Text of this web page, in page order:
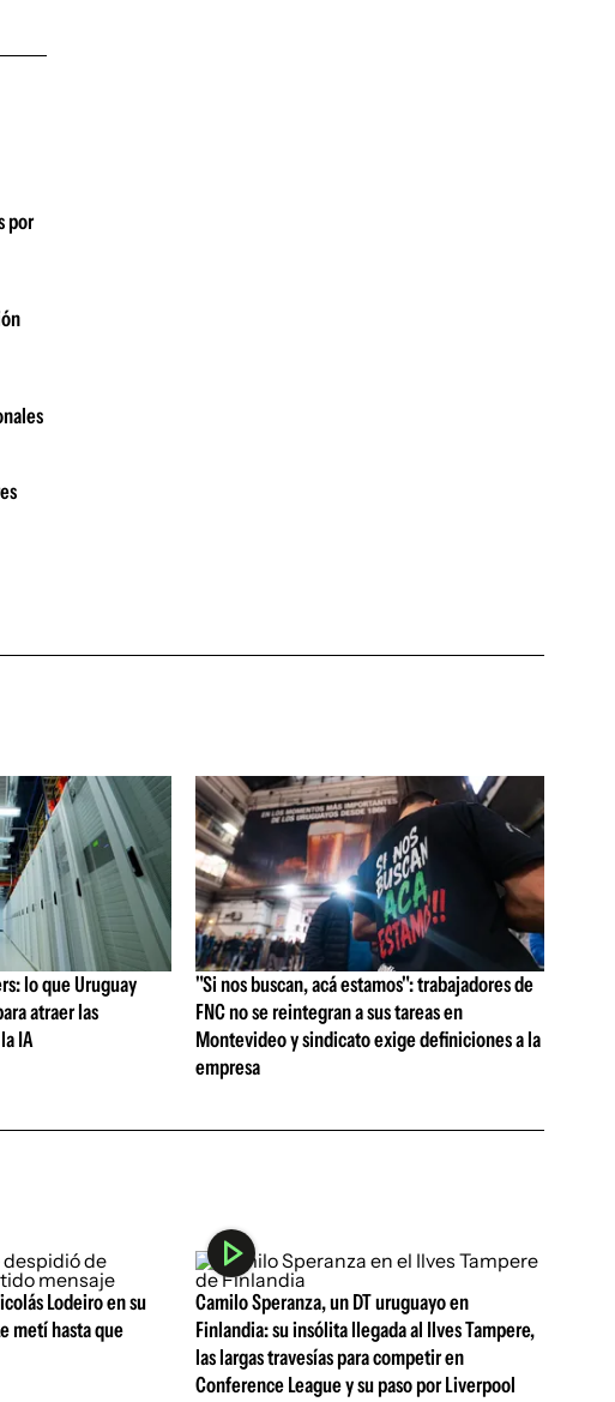
por
lo que Uruguay
atraer las
IA
"Si nos buscan, acá estamos": trabajadores de
FNC no se reintegran a sus tareas en
Montevideo y sindicato exige definiciones a la
empresa
Lodeiro en su
metí hasta que
Camilo Speranza, un DT uruguayo en
Finlandia: su insólita llegada al Ilves Tampere,
las largas travesías para competir en
Conference League y su paso por Liverpool